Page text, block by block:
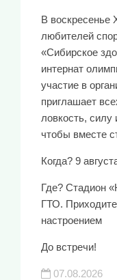
В воскресенье
любителей
«Сибирское
интернат
участие в
приглашает
ловкость,
чтобы вместе
Когда? 9
Где? Стадион
ГТО.
настроением
До встречи!
07.08.2026